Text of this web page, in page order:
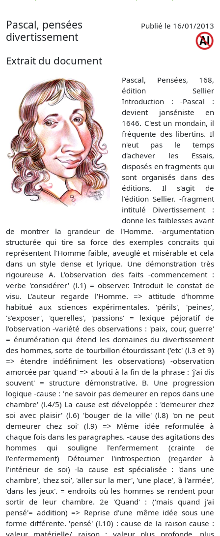
Pascal, pensées
divertissement
Publié le 16/01/2013
Extrait du document
Pascal, Pensées, 168,
édition Sellier
Introduction : -Pascal :
devient janséniste en
1646. C'est un mondain, il
fréquente des libertins. Il
n'eut pas le temps
d'achever les Essais,
disposés en fragments qui
sont organisés dans des
éditions. Il s'agit de
l'édition Sellier. -fragment
intitulé Divertissement :
donne les faiblesses avant
de montrer la grandeur de l'Homme. -argumentation
structurée qui tire sa force des exemples concraits qui
représentent l'Homme faible, aveuglé et misérable et cela
dans un style dense et lyrique. Une démonstration très
rigoureuse A. L'observation des faits -commencement :
verbe 'considérer' (l.1) = observer. Introduit le constat de
visu. L'auteur regarde l'Homme. => attitude d'homme
habitué aux sciences expérimentales. 'périls', 'peines',
's'exposer', 'querelles', 'passions' = lexique péjoratif de
l'observation -variété des observations : 'paix, cour, guerre'
= énumération qui étend les domaines du divertissement
des hommes, sorte de tourbillon étourdissant ('etc' (l.3 et 9)
=> étendre indéfiniment les observations) -observation
amorcée par 'quand' => abouti à la fin de la phrase : 'j'ai dis
souvent' = structure démonstrative. B. Une progression
logique -cause : 'ne savoir pas demeurer en repos dans une
chambre' (l.4/5) La cause est développée : 'demeurer chez
soi avec plaisir' (l.6) 'bouger de la ville' (l.8) 'on ne peut
demeurer chez soi' (l.9) => Même idée reformulée à
chaque fois dans les paragraphes. -cause des agitations des
hommes qui souligne l'enfermement (crainte de
l'enfermement) Détourner l'introspection (regarder à
l'intérieur de soi) -la cause est spécialisée : 'dans une
chambre', 'chez soi', 'aller sur la mer', 'une place', 'à l'armée',
'dans les jeux'. = endroits où les hommes se rendent pour
sortir de leur chambre. 2e 'Quand' : ('mais quand j'ai
pensé'= addition) => Reprise d'une même idée sous une
forme différente. 'pensé' (l.10) : cause de la raison cause :